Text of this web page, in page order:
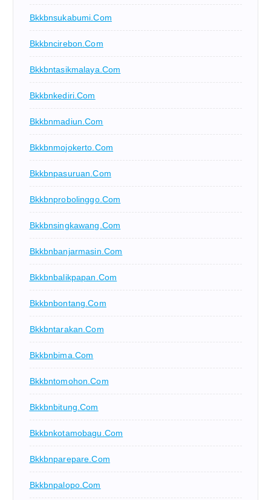
Bkkbnsukabumi.com
Bkkbncirebon.com
Bkkbntasikmalaya.com
Bkkbnkediri.com
Bkkbnmadiun.com
Bkkbnmojokerto.com
Bkkbnpasuruan.com
Bkkbnprobolinggo.com
Bkkbnsingkawang.com
Bkkbnbanjarmasin.com
Bkkbnbalikpapan.com
Bkkbnbontang.com
Bkkbntarakan.com
Bkkbnbima.com
Bkkbntomohon.com
Bkkbnbitung.com
Bkkbnkotamobagu.com
Bkkbnparepare.com
Bkkbnpalopo.com